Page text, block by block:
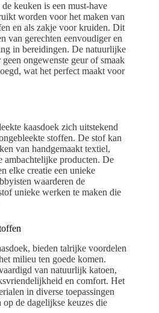
keuken is een must-have
worden voor het maken van
en als zakje voor kruiden. Dit
van gerechten eenvoudiger en
in bereidingen. De natuurlijke
ongewenste geur of smaak
wat het perfect maakt voor
kaasdoek zich uitstekend
stoffen. De stof kan
van handgemaakt textiel,
ambachtelijke producten. De
elke creatie een unieke
waarderen de
unieke werken te maken die
bieden talrijke voordelen
milieu ten goede komen.
van natuurlijk katoen,
en comfort. Het
in diverse toepassingen
de dagelijkse keuzes die